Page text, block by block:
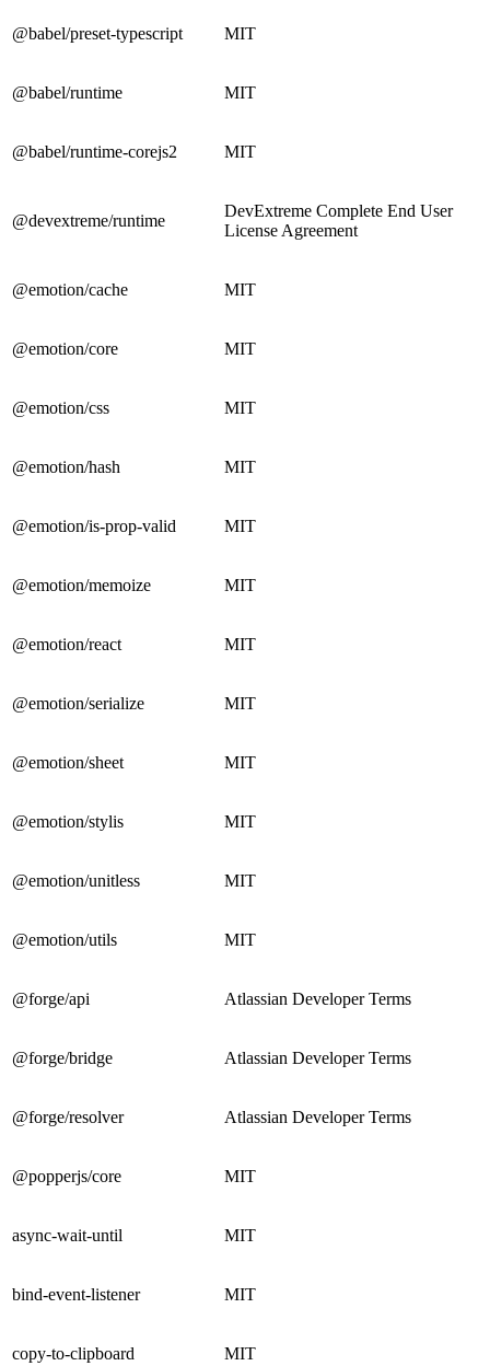
@babel/preset-typescript MIT
@babel/runtime MIT
@babel/runtime-corejs2 MIT
@devextreme/runtime
DevExtreme Complete End User
License Agreement
@emotion/cache MIT
@emotion/core MIT
@emotion/css MIT
@emotion/hash MIT
@emotion/is-prop-valid MIT
@emotion/memoize MIT
@emotion/react MIT
@emotion/serialize MIT
@emotion/sheet MIT
@emotion/stylis MIT
@emotion/unitless MIT
@emotion/utils MIT
@forge/api Atlassian Developer Terms
@forge/bridge Atlassian Developer Terms
@forge/resolver Atlassian Developer Terms
@popperjs/core MIT
async-wait-until MIT
bind-event-listener MIT
copy-to-clipboard MIT